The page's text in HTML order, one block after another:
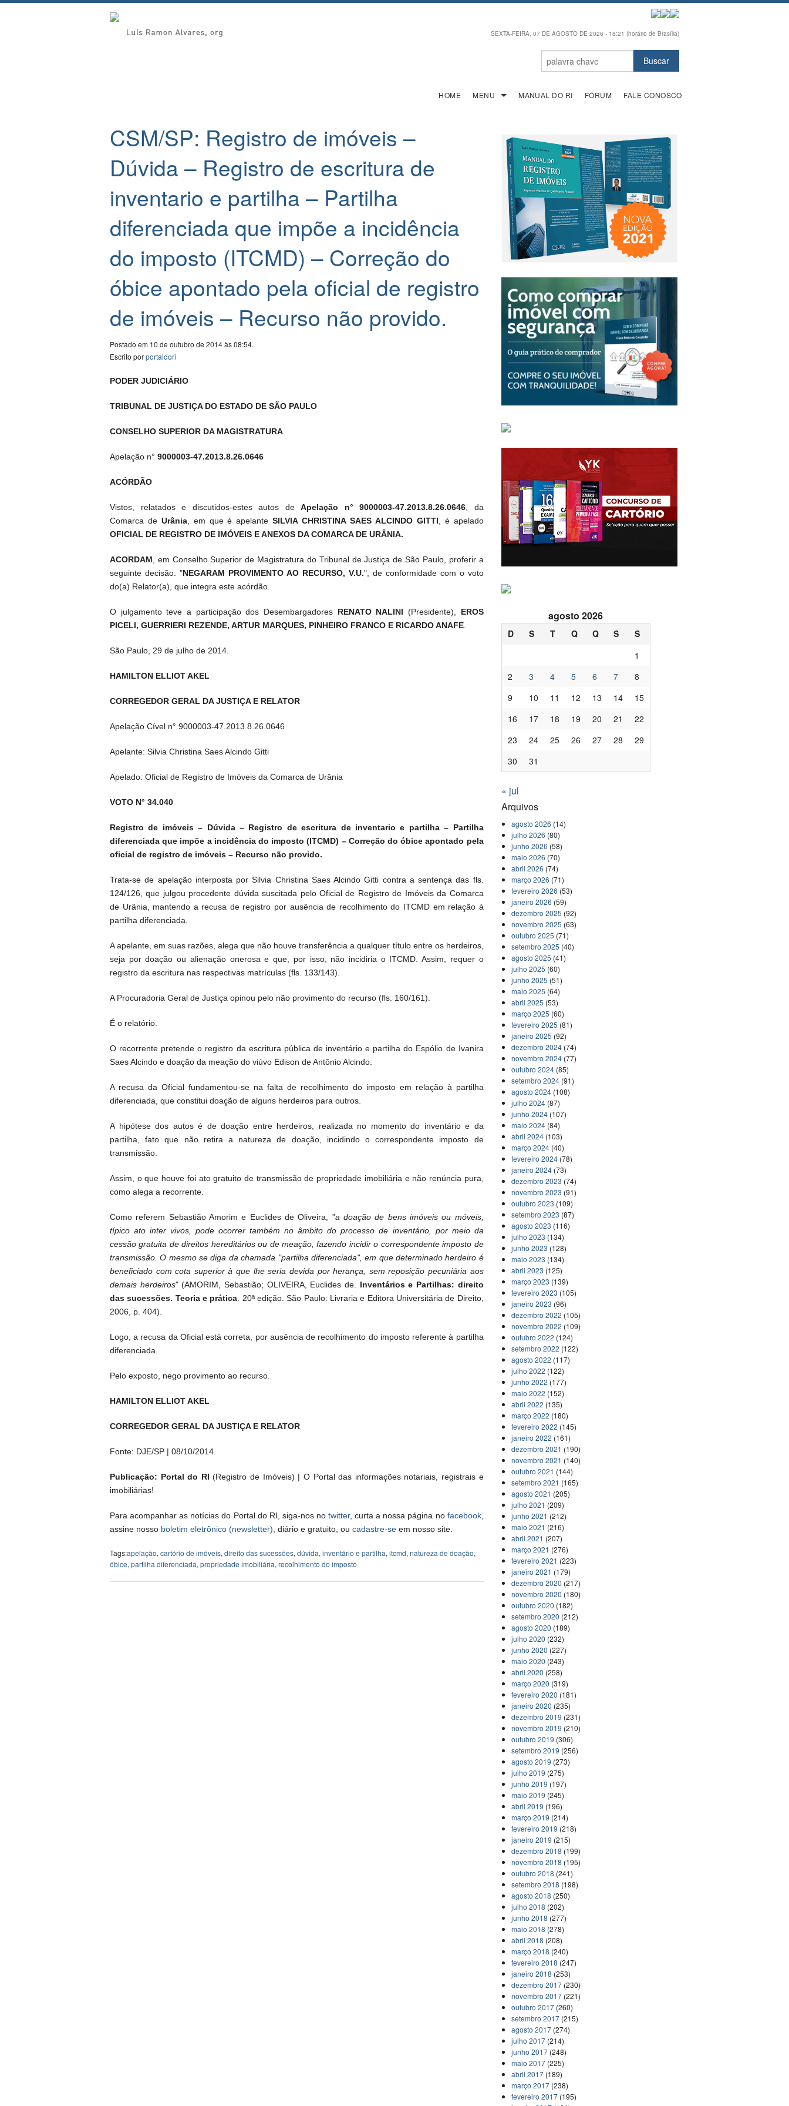
SEXTA-FEIRA, 07 DE AGOSTO DE 2026 - 18:21 (horário de Brasília)
HOME MENU MANUAL DO RI FÓRUM FALE CONOSCO
CSM/SP: Registro de imóveis –
Dúvida – Registro de escritura de
inventario e partilha – Partilha
diferenciada que impõe a incidência
do imposto (ITCMD) – Correção do
óbice apontado pela oficial de registro
de imóveis – Recurso não provido.
Postado em 10 de outubro de 2014 às 08:54.
Escrito porportaldori
PODER JUDICIÁRIO
TRIBUNAL DE JUSTIÇA DO ESTADO DE SÃO PAULO
CONSELHO SUPERIOR DA MAGISTRATURA
Apelação n° 9000003-47.2013.8.26.0646
ACÓRDÃO
Vistos, relatados e discutidos-estes autos deApelação n° 9000003-47.2013.8.26.0646 , da
Comarca de Urânia, em que é apelanteSILVIA CHRISTINA SAES ALCINDO GITTI , é apelado
OFICIAL DE REGISTRO DE IMÓVEIS E ANEXOS DA COMARCA DE URÂNIA.
ACORDAM , em Conselho Superior de Magistratura do Tribunal de Justiça de São Paulo, proferir a
seguinte decisão: "NEGARAM PROVIMENTO AO RECURSO, V.U.", de conformidade com o voto
do(a) Relator(a), que integra este acórdão.
O julgamento teve a participação dos Desembargadores RENATO NALINI (Presidente), EROS
PICELI, GUERRIERI REZENDE, ARTUR MARQUES, PINHEIRO FRANCO E RICARDO ANAFE
São Paulo, 29 de julho de 2014.
HAMILTON ELLIOT AKEL
CORREGEDOR GERAL DA JUSTIÇA E RELATOR
Apelação Cível n° 9000003-47.2013.8.26.0646
Apelante: Silvia Christina Saes Alcindo Gitti
Apelado: Oficial de Registro de Imóveis da Comarca de Urânia
VOTO N° 34.040
Registro de imóveis – Dúvida – Registro de escritura de inventario e partilha – Partilha
diferenciada que impõe a incidência do imposto (ITCMD) – Correção do óbice apontado pela
oficial de registro de imóveis – Recurso não provido.
Trata-se de apelação interposta por Silvia Christina Saes Alcindo Gitti contra a sentença das fls.
124/126, que julgou procedente dúvida suscitada pelo Oficial de Registro de Imóveis da Comarca
de Urânia, mantendo a recusa de registro por ausência de recolhimento do ITCMD em relação à
partilha diferenciada.
A apelante, em suas razões, alega que não houve transferência a qualquer título entre os herdeiros,
seja por doação ou alienação onerosa e que, por isso, não incidiria o ITCMD. Assim, requer o
registro da escritura nas respectivas matrículas (fls. 133/143).
A Procuradoria Geral de Justiça opinou pelo não provimento do recurso (fls. 160/161).
É o relatório.
O recorrente pretende o registro da escritura pública de inventário e partilha do Espólio de Ivanira
Saes Alcindo e doação da meação do viúvo Edison de Antônio Alcindo.
A recusa da Oficial fundamentou-se na falta de recolhimento do imposto em relação à partilha
diferenciada, que constitui doação de alguns herdeiros para outros.
A hipótese dos autos é de doação entre herdeiros, realizada no momento do inventário e da
partilha, fato que não retira a natureza de doação, incidindo o correspondente imposto de
transmissão.
Assim, o que houve foi ato gratuito de transmissão de propriedade imobiliária e não renúncia pura,
como alega a recorrente.
Como referem Sebastião Amorim e Euclides de Oliveira, "a doação de bens imóveis ou móveis,
típico ato inter vivos, pode ocorrer também no âmbito do processo de inventário, por meio da
cessão gratuita de direitos hereditários ou de meação, fazendo incidir o correspondente imposto de
transmissão. O mesmo se diga da chamada "partilha diferenciada", em que determinado herdeiro é
beneficiado com cota superior à que lhe seria devida por herança, sem reposição pecuniária aos
demais herdeiros" (AMORIM, Sebastião; OLIVEIRA, Euclides de. Inventários e Partilhas: direito
das sucessões. Teoria e prática . 20ª edição. São Paulo: Livraria e Editora Universitária de Direito,
2006, p. 404).
Logo, a recusa da Oficial está correta, por ausência de recolhimento do imposto referente à partilha
diferenciada.
Pelo exposto, nego provimento ao recurso.
HAMILTON ELLIOT AKEL
CORREGEDOR GERAL DA JUSTIÇA E RELATOR
Fonte: DJE/SP | 08/10/2014.
Publicação: Portal do RI (Registro de Imóveis) | O Portal das informações notariais, registrais e
imobiliárias!
Para acompanhar as notícias do Portal do RI, siga-nos notwitter, curta a nossa página no facebook,
assine nosso boletim eletrônico (newsletter) , diário e gratuito, ou cadastre-se em nosso site.
Tags:apelação, cartório de imóveis, direito das sucessões, dúvida, inventário e partilha, itcmd, natureza de doação,
óbice, partilha diferenciada, propriedade imobiliária, recolhimento do imposto
agosto 2026
D S T Q Q S
S
1
2
3 4 5 6 7
8
9
10 11 12 13 14
15
16
17 18 19 20 21
22
23
24 25 26 27 28
29
30
31
« jul
Arquivos
agosto 2026 (14)
julho 2026 (80)
junho 2026 (58)
maio 2026 (70)
abril 2026 (74)
março 2026 (71)
fevereiro 2026 (53)
janeiro 2026 (59)
dezembro 2025 (92)
novembro 2025 (63)
outubro 2025 (71)
setembro 2025 (40)
agosto 2025 (41)
julho 2025 (60)
junho 2025 (51)
maio 2025 (64)
abril 2025 (53)
março 2025 (60)
fevereiro 2025 (81)
janeiro 2025 (92)
dezembro 2024 (74)
novembro 2024 (77)
outubro 2024 (85)
setembro 2024 (91)
agosto 2024 (108)
julho 2024 (87)
junho 2024 (107)
maio 2024 (84)
abril 2024 (103)
março 2024 (40)
fevereiro 2024 (78)
janeiro 2024 (73)
dezembro 2023 (74)
novembro 2023 (91)
outubro 2023 (109)
setembro 2023 (87)
agosto 2023 (116)
julho 2023 (134)
junho 2023 (128)
maio 2023 (134)
abril 2023 (125)
março 2023 (139)
fevereiro 2023 (105)
janeiro 2023 (96)
dezembro 2022 (105)
novembro 2022 (109)
outubro 2022 (124)
setembro 2022 (122)
agosto 2022 (117)
julho 2022 (122)
junho 2022 (177)
maio 2022 (152)
abril 2022 (135)
março 2022 (180)
fevereiro 2022 (145)
janeiro 2022 (161)
dezembro 2021 (190)
novembro 2021 (140)
outubro 2021 (144)
setembro 2021 (165)
agosto 2021 (205)
julho 2021 (209)
junho 2021 (212)
maio 2021 (216)
abril 2021 (207)
março 2021 (276)
fevereiro 2021 (223)
janeiro 2021 (179)
dezembro 2020 (217)
novembro 2020 (180)
outubro 2020 (182)
setembro 2020 (212)
agosto 2020 (189)
julho 2020 (232)
junho 2020 (227)
maio 2020 (243)
abril 2020 (258)
março 2020 (319)
fevereiro 2020 (181)
janeiro 2020 (235)
dezembro 2019 (231)
novembro 2019 (210)
outubro 2019 (306)
setembro 2019 (256)
agosto 2019 (273)
julho 2019 (275)
junho 2019 (197)
maio 2019 (245)
abril 2019 (196)
março 2019 (214)
fevereiro 2019 (218)
janeiro 2019 (215)
dezembro 2018 (199)
novembro 2018 (195)
outubro 2018 (241)
setembro 2018 (198)
agosto 2018 (250)
julho 2018 (202)
junho 2018 (277)
maio 2018 (278)
abril 2018 (208)
março 2018 (240)
fevereiro 2018 (247)
janeiro 2018 (253)
dezembro 2017 (230)
novembro 2017 (221)
outubro 2017 (260)
setembro 2017 (215)
agosto 2017 (274)
julho 2017 (214)
junho 2017 (248)
maio 2017 (225)
abril 2017 (189)
março 2017 (238)
fevereiro 2017 (195)